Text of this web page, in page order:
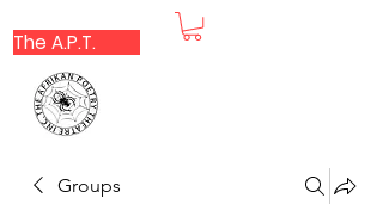
The A.P.T.
Groups